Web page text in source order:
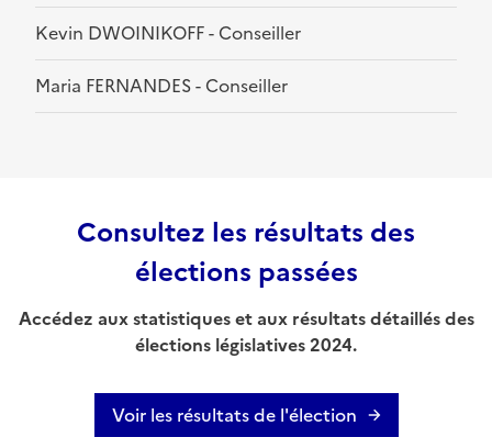
Kevin DWOINIKOFF - Conseiller
Maria FERNANDES - Conseiller
Consultez les résultats des
élections passées
Accédez aux statistiques et aux résultats détaillés des
élections législatives 2024.
Voir les résultats de l'élection